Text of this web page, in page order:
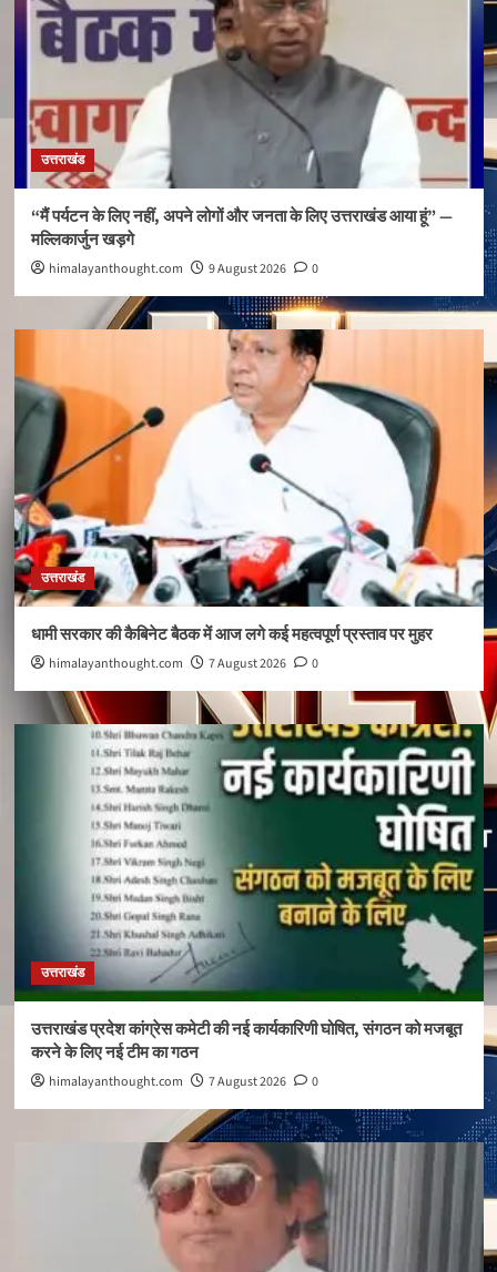
उत्तराखंड
“मैं पर्यटन के लिए नहीं, अपने लोगों और जनता के लिए उत्तराखंड आया हूं” —
मल्लिकार्जुन खड़गे
himalayanthought.com 9 August 2026 0
उत्तराखंड
धामी सरकार की कैबिनेट बैठक में आज लगे कई महत्वपूर्ण प्रस्ताव पर मुहर
himalayanthought.com 7 August 2026 0
उत्तराखंड
उत्तराखंड प्रदेश कांग्रेस कमेटी की नई कार्यकारिणी घोषित, संगठन को मजबूत
करने के लिए नई टीम का गठन
himalayanthought.com 7 August 2026 0